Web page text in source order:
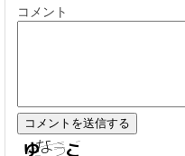
コメント